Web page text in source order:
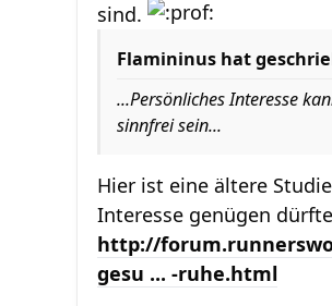
sind.
Flamininus hat
...Persönliches Interesse
sinnfrei sein...
Hier ist eine ältere
Interesse genügen
http://
gesu ... -ruhe.html